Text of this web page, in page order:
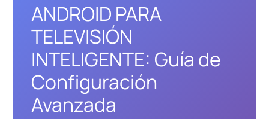
ANDROID PARA
TELEVISIÓN
INTELIGENTE: Guía de
Configuración
Avanzada